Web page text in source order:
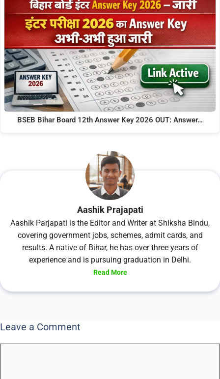
BSEB Bihar Board 12th Answer Key 2026 OUT: Answer…
Aashik Prajapati
Aashik Parjapati is the Editor and Writer at Shiksha Bindu,
covering government jobs, schemes, admit cards, and
results. A native of Bihar, he has over three years of
experience and is pursuing graduation in Delhi.
Read More
Leave a Comment